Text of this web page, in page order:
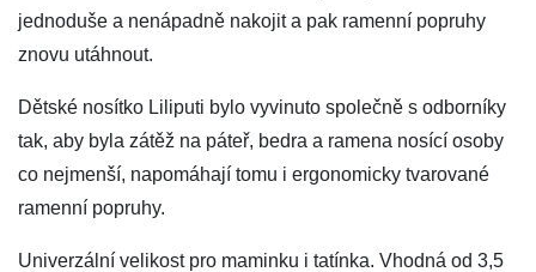
jednoduše a nenápadně nakojit a pak ramenní popruhy
znovu utáhnout.
Dětské nosítko Liliputi bylo vyvinuto společně s odborníky
tak, aby byla zátěž na páteř, bedra a ramena nosící osoby
co nejmenší, napomáhají tomu i ergonomicky tvarované
ramenní popruhy.
Univerzální velikost pro maminku i tatínka. Vhodná od 3,5